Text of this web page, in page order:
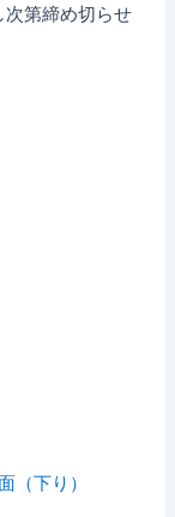
次第締め切らせ
（下り）